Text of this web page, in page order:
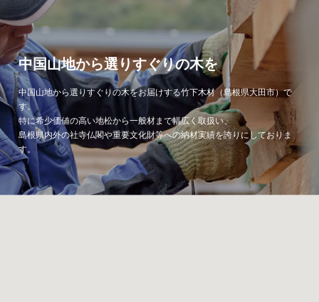
中国山地から選りすぐりの木を
中国山地から選りすぐりの木をお届けする竹下木材（島根県大田市）で
す。
特に希少価値の高い地松から一般材まで幅広く取扱い、
島根県内外の社寺仏閣や重要文化財等への納材実績を誇りにしておりま
す。